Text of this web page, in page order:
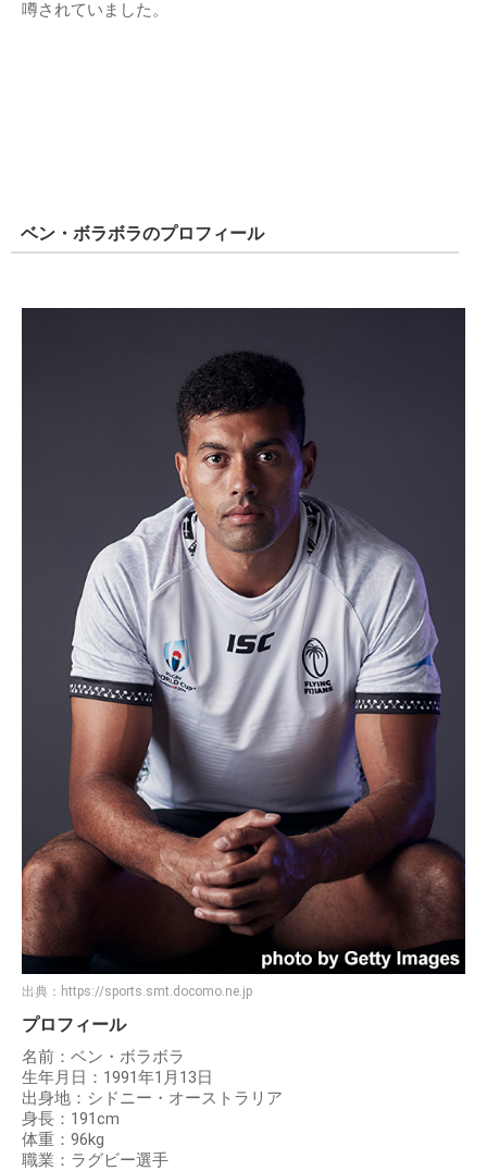
噂されていました。
ベン・ボラボラのプロフィール
出典： https://sports.smt.docomo.ne.jp
プロフィール
名前：ベン・ボラボラ
生年月日：1991年1月13日
出身地：シドニー・オーストラリア
身長：191cm
体重：96kg
職業：ラグビー選手